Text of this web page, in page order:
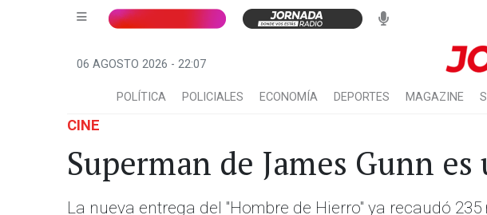
06 AGOSTO 2026 - 22:07
POLÍTICA POLICIALES ECONOMÍA DEPORTES MAGAZINE
CINE
Superman de James Gunn
La nueva entrega del "Hombre de Hierro" ya recaudó